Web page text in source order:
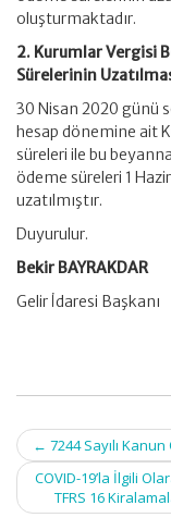
oluşturmaktadır.
2. Kurumlar Vergisi
Sürelerinin
30 Nisan 2020 günü
hesap dönemine ait
süreleri ile bu
ödeme süreleri 1
uzatılmıştır.
Duyurulur.
Bekir BAYRAKDAR
Gelir İdaresi Başkanı
Post
navigation
← 7244 Sayılı
COVID-19’la İlgili
TFRS 16